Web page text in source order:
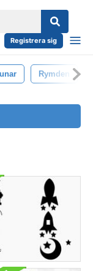
Registrera sig
Rymden